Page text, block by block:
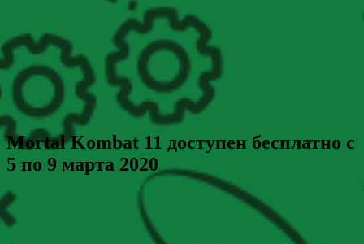
Mortal Kombat 11 доступен бесплатно с
5 по 9 марта 2020